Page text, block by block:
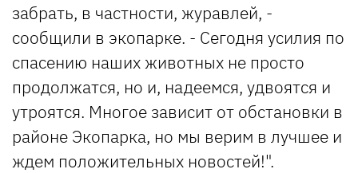
забрать, в частности, журавлей, -
сообщили в экопарке. - Сегодня усилия по
спасению наших животных не просто
продолжатся, но и, надеемся, удвоятся и
утроятся. Многое зависит от обстановки в
районе Экопарка, но мы верим в лучшее и
ждем положительных новостей!".